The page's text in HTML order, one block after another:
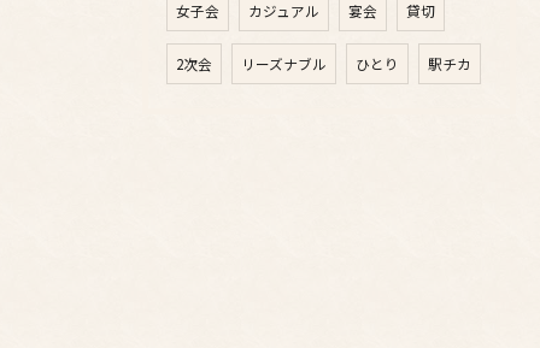
女子会 カジュアル 宴会 貸切
2次会 リーズナブル ひとり 駅チカ